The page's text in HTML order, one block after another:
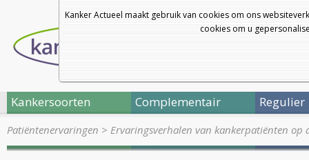
Kanker Actueel maakt gebruik van cookies om ons
cookies om u
Kankersoorten Complementair Regulier
Patiëntenervaringen > Ervaringsverhalen van kankerpatiënten op